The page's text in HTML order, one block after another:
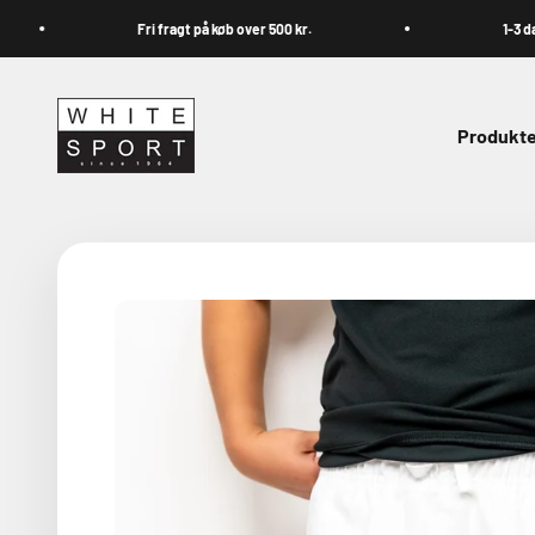
Fri fragt på køb over 500 kr. 1-3
Whitesport.com